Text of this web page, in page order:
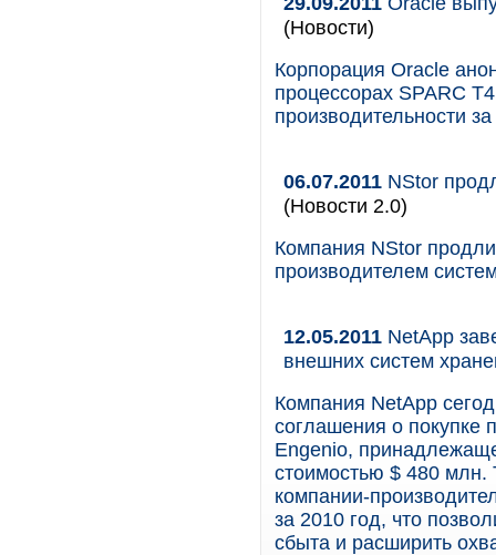
(Новости)
Корпорация Oracle
процессорах SPARC
производительности
06.07.2011 NStor
(Новости 2.0)
Компания NStor
производителем
12.05.2011 NetApp
внешних систем
Компания NetApp
соглашения о покупке
Engenio,
стоимостью $ 480 млн.
компании-
за 2010 год, что
сбыта и расширить